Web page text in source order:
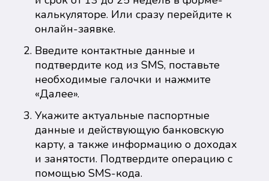
калькуляторе. Или сразу перейдите к
онлайн-заявке.
Введите контактные данные и
подтвердите код из SMS, поставьте
необходимые галочки и нажмите
«Далее».
Укажите актуальные паспортные
данные и действующую банковскую
карту, а также информацию о доходах
и занятости. Подтвердите операцию с
помощью SMS-кода.